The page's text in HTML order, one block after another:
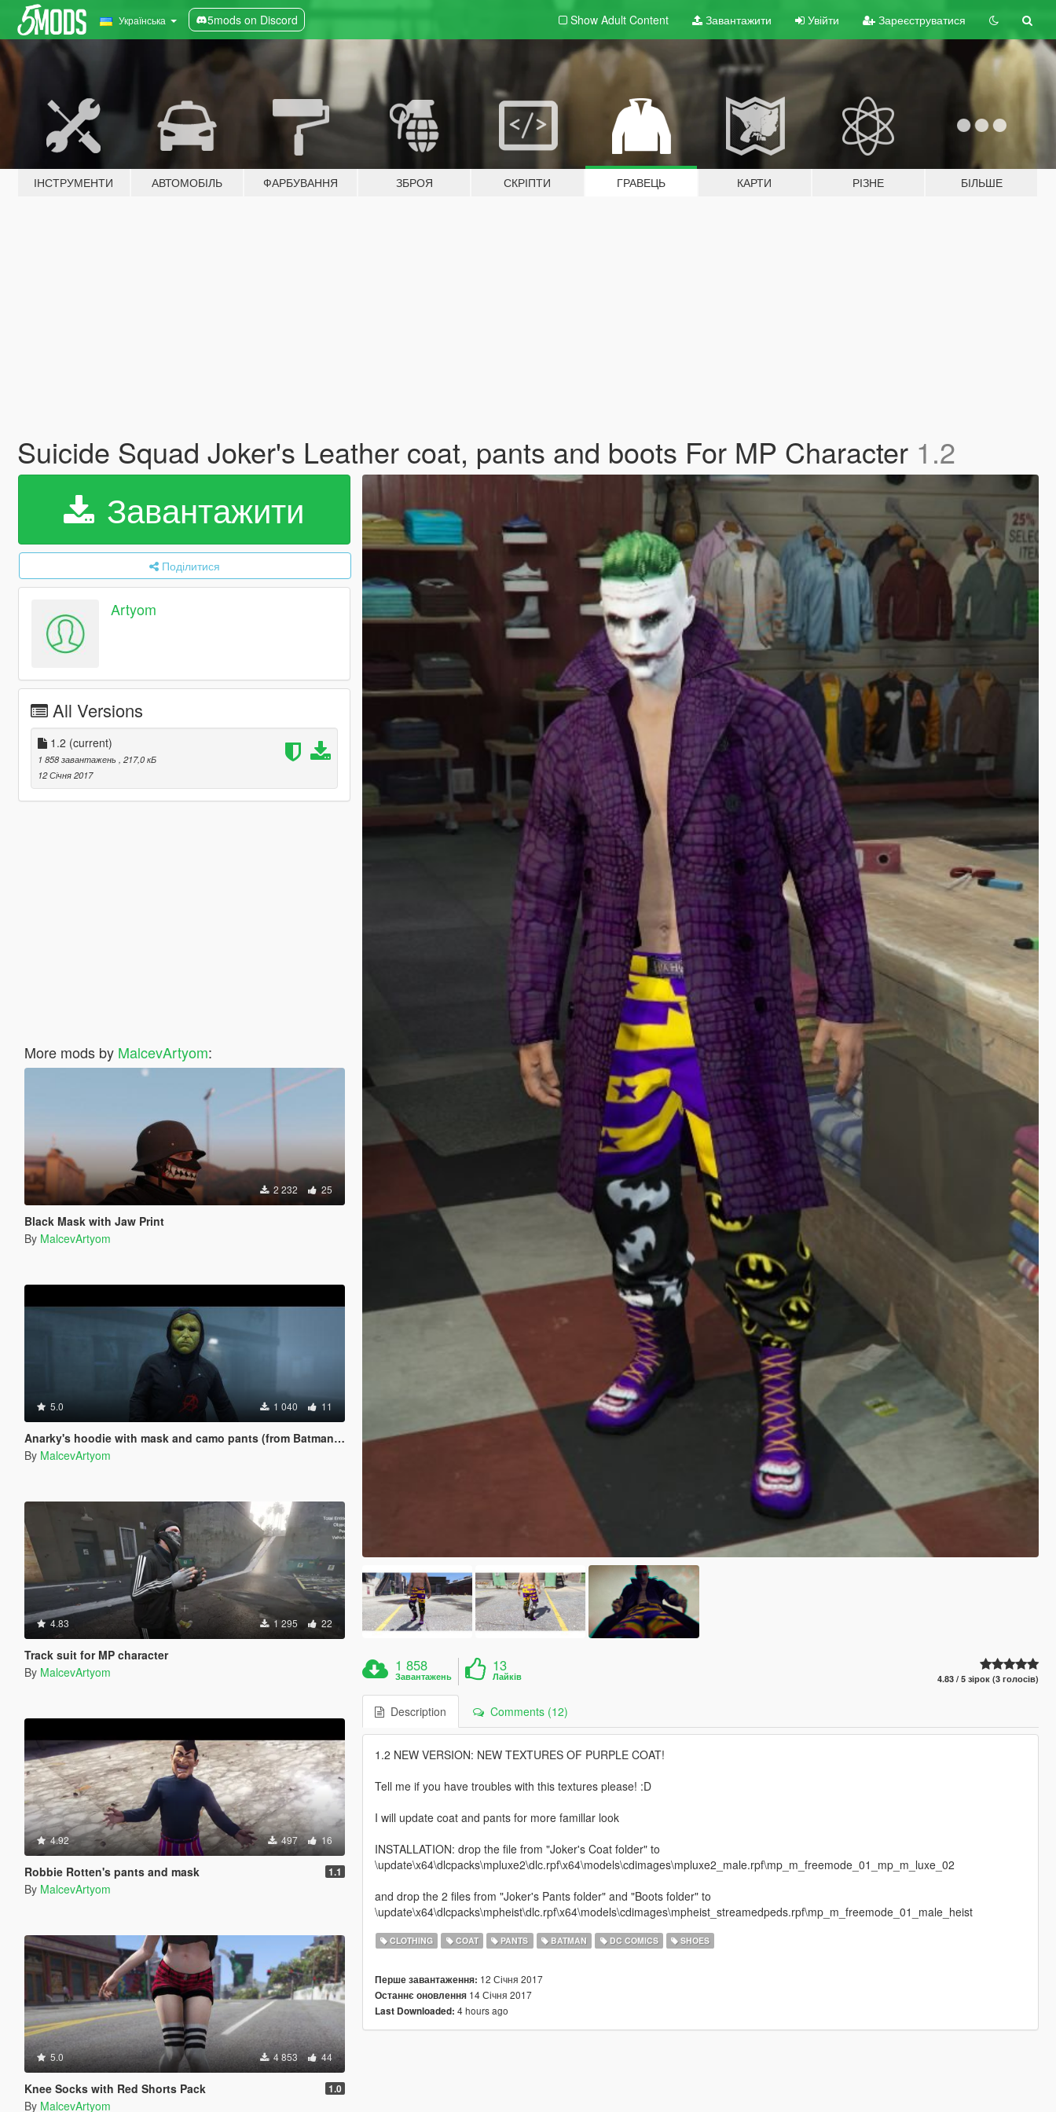
Українська 5mods on Discord Show Adult Content Завантажити Увійти Зареєструватися
ІНСТРУМЕНТИ АВТОМОБІЛЬ ФАРБУВАННЯ ЗБРОЯ СКРІПТИ ГРАВЕЦЬ КАРТИ РІЗНЕ БІЛЬШЕ
Suicide Squad Joker's Leather coat, pants and boots For MP Character 1.2
Завантажити
Поділитися
Artyom
All Versions
1.2 (current)
1 858 завантажень
, 217,0 кБ
12 Січня 2017
More mods by MalcevArtyom:
2 232 25
Black Mask with Jaw Print
By MalcevArtyom
5.0 1 040 11
Anarky's hoodie with mask and camo pants (from Batman Comics)
By MalcevArtyom
4.83 1 295 22
Track suit for MP character
By MalcevArtyom
4.92 497 16
Robbie Rotten's pants and mask 1.1
By MalcevArtyom
5.0 4 853 44
Knee Socks with Red Shorts Pack 1.0
By MalcevArtyom
1 858
Завантажень
13
Лайків 4.83 / 5 зірок (3 голосів)
Description Comments (12)
1.2 NEW VERSION: NEW TEXTURES OF PURPLE COAT!
Tell me if you have troubles with this textures please! :D
I will update coat and pants for more famillar look
INSTALLATION: drop the file from "Joker's Coat folder" to
\update\x64\dlcpacks\mpluxe2\dlc.rpf\x64\models\cdimages\mpluxe2_male.rpf\mp_m_freemode_01_mp_m_luxe_02
and drop the 2 files from "Joker's Pants folder" and "Boots folder" to
\update\x64\dlcpacks\mpheist\dlc.rpf\x64\models\cdimages\mpheist_streamedpeds.rpf\mp_m_freemode_01_male_heist
CLOTHING COAT PANTS BATMAN DC COMICS SHOES
Перше завантаження: 12 Січня 2017
Останнє оновлення14 Січня 2017
Last Downloaded: 4 hours ago